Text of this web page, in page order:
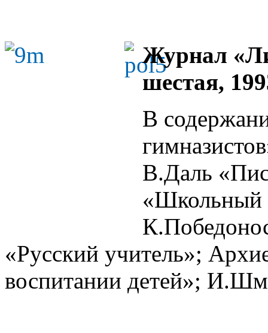
Журнал
шестая,
В
В.Даль
«Школьный
«Русский учитель»;
воспитании детей»;